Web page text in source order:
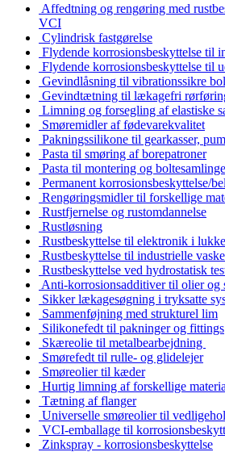
Affedtning og rengøring med
VCI
Cylindrisk fastgørelse
Flydende korrosionsbeskyttelse til
Flydende korrosionsbeskyttelse til
Gevindlåsning til vibrationssikre
Gevindtætning til lækagefri
Limning og forsegling af elastiske
Smøremidler af fødevarekvalitet
Pakningssilikone til gearkasser,
Pasta til smøring af borepatroner
Pasta til montering og
Permanent korrosionsbeskyttelse/
Rengøringsmidler til forskellige
Rustfjernelse og rustomdannelse
Rustløsning
Rustbeskyttelse til elektronik i
Rustbeskyttelse til industrielle
Rustbeskyttelse ved hydrostatisk
Anti-korrosionsadditiver til olier og
Sikker lækagesøgning i tryksatte
Sammenføjning med strukturel lim
Silikonefedt til pakninger og fittings
Skæreolie til metalbearbejdning
Smørefedt til rulle- og glidelejer
Smøreolier til kæder
Hurtig limning af forskellige
Tætning af flanger
Universelle smøreolier til
VCI-emballage til
Zinkspray - korrosionsbeskyttelse